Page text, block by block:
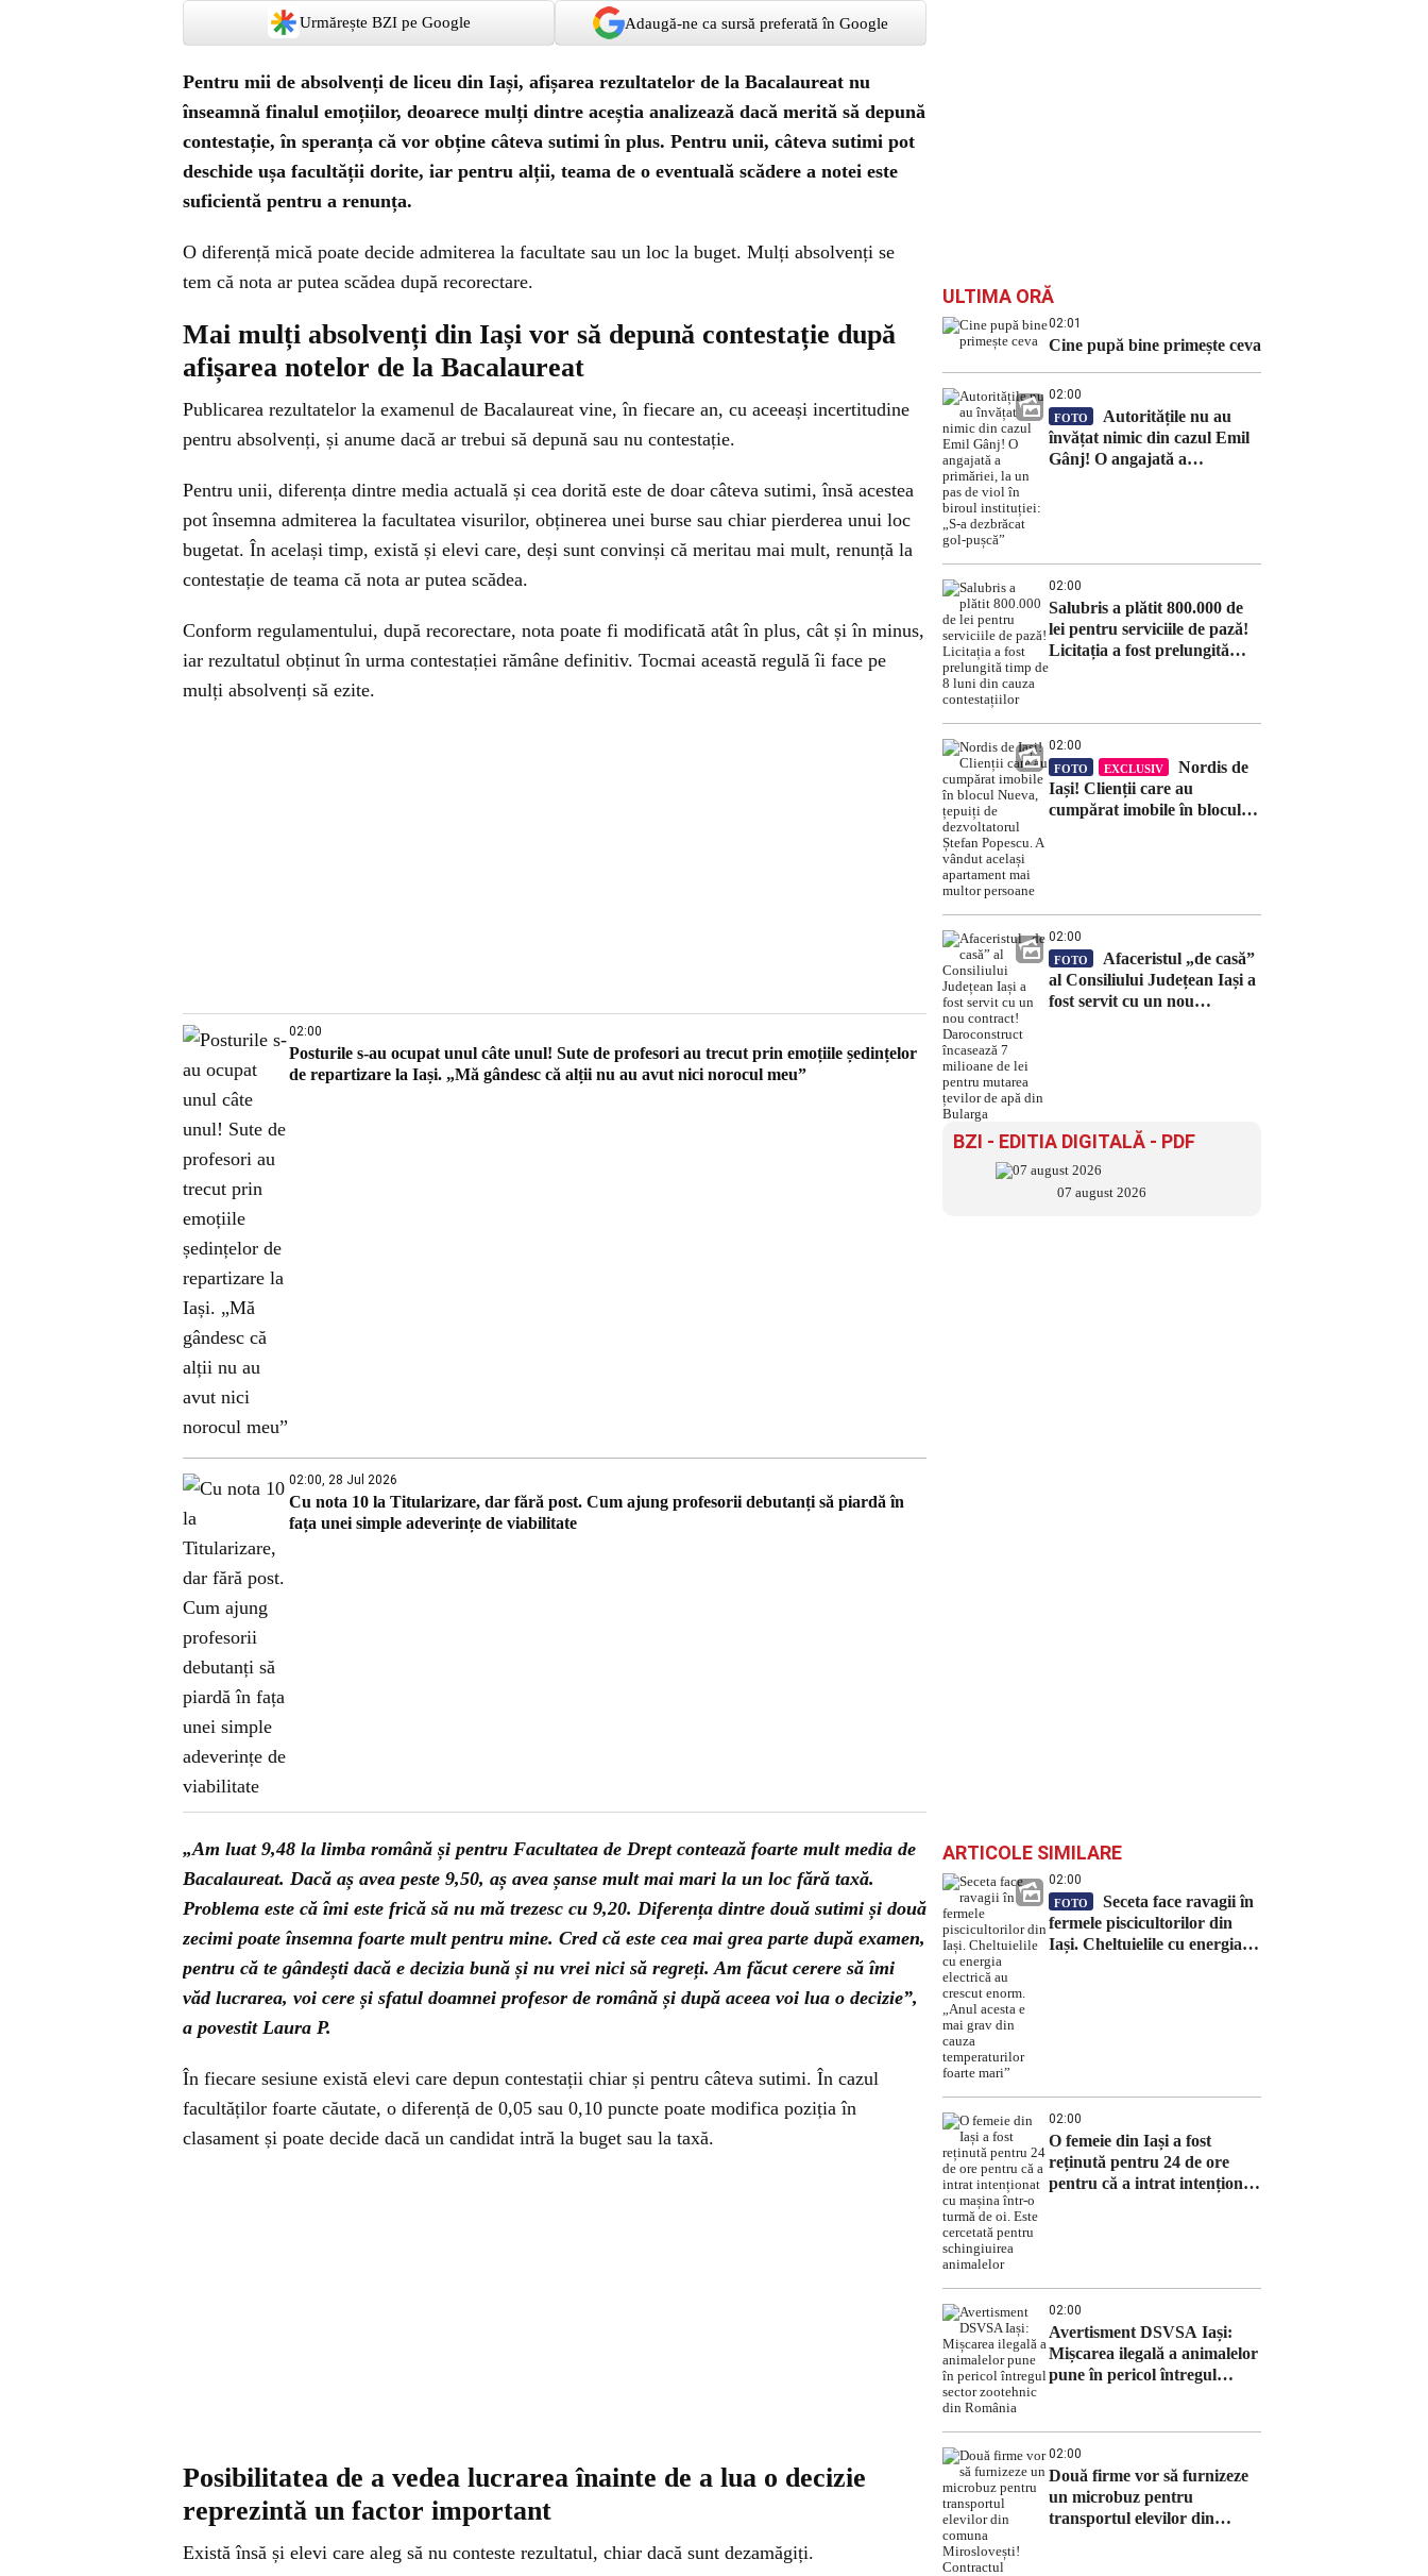
Urmărește BZI pe Google Adaugă-ne ca sursă preferată în Google
Pentru mii de absolvenți de liceu din Iași, afișarea rezultatelor de la Bacalaureat nu
înseamnă finalul emoțiilor, deoarece mulți dintre aceștia analizează dacă merită să depună
contestație, în speranța că vor obține câteva sutimi în plus. Pentru unii, câteva sutimi pot
deschide ușa facultății dorite, iar pentru alții, teama de o eventuală scădere a notei este
suficientă pentru a renunța.
O diferență mică poate decide admiterea la facultate sau un loc la buget. Mulți absolvenți se
tem că nota ar putea scădea după recorectare.
Mai mulți absolvenți din Iași vor să depună contestație după
afișarea notelor de la Bacalaureat
Publicarea rezultatelor la examenul de Bacalaureat vine, în fiecare an, cu aceeași incertitudine
pentru absolvenți, și anume dacă ar trebui să depună sau nu contestație.
Pentru unii, diferența dintre media actuală și cea dorită este de doar câteva sutimi, însă acestea
pot însemna admiterea la facultatea visurilor, obținerea unei burse sau chiar pierderea unui loc
bugetat. În același timp, există și elevi care, deși sunt convinși că meritau mai mult, renunță la
contestație de teama că nota ar putea scădea.
Conform regulamentului, după recorectare, nota poate fi modificată atât în plus, cât și în minus,
iar rezultatul obținut în urma contestației rămâne definitiv. Tocmai această regulă îi face pe
mulți absolvenți să ezite.
02:00
Posturile s-au ocupat unul câte unul! Sute de profesori au trecut prin emoțiile ședințelor
de repartizare la Iași. „Mă gândesc că alții nu au avut nici norocul meu”
02:00, 28 Jul 2026
Cu nota 10 la Titularizare, dar fără post. Cum ajung profesorii debutanți să piardă în
fața unei simple adeverințe de viabilitate
„Am luat 9,48 la limba română și pentru Facultatea de Drept contează foarte mult media de
Bacalaureat. Dacă aș avea peste 9,50, aș avea șanse mult mai mari la un loc fără taxă.
Problema este că îmi este frică să nu mă trezesc cu 9,20. Diferența dintre două sutimi și două
zecimi poate însemna foarte mult pentru mine. Cred că este cea mai grea parte după examen,
pentru că te gândești dacă e decizia bună și nu vrei nici să regreți. Am făcut cerere să îmi
văd lucrarea, voi cere și sfatul doamnei profesor de română și după aceea voi lua o decizie”,
a povestit Laura P.
În fiecare sesiune există elevi care depun contestații chiar și pentru câteva sutimi. În cazul
facultăților foarte căutate, o diferență de 0,05 sau 0,10 puncte poate modifica poziția în
clasament și poate decide dacă un candidat intră la buget sau la taxă.
Posibilitatea de a vedea lucrarea înainte de a lua o decizie
reprezintă un factor important
Există însă și elevi care aleg să nu conteste rezultatul, chiar dacă sunt dezamăgiți.
ULTIMA ORĂ
02:01
Cine pupă bine primește ceva
02:00
FOTO
Autoritățile nu au
învățat nimic din cazul Emil
Gânj! O angajată a
02:00
Salubris a plătit 800.000 de
lei pentru serviciile de pază!
Licitația a fost prelungită
02:00
FOTO EXCLUSIV
Nordis de
Iași! Clienții care au
cumpărat imobile în blocul
02:00
FOTO
Afaceristul „de casă”
al Consiliului Județean Iași a
fost servit cu un nou
BZI - EDITIA DIGITALĂ - PDF
07 august 2026
ARTICOLE SIMILARE
02:00
FOTO
Seceta face ravagii în
fermele piscicultorilor din
Iași. Cheltuielile cu energia
02:00
O femeie din Iași a fost
reținută pentru 24 de ore
pentru că a intrat intenționat
02:00
Avertisment DSVSA Iași:
Mișcarea ilegală a animalelor
pune în pericol întregul
02:00
Două firme vor să furnizeze
un microbuz pentru
transportul elevilor din